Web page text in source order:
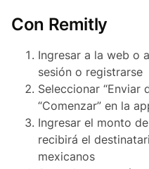
Con Remitly
Ingresar a la web o
sesión o registrarse
Seleccionar “Enviar
“Comenzar” en la
Ingresar el monto
recibirá el
mexicanos